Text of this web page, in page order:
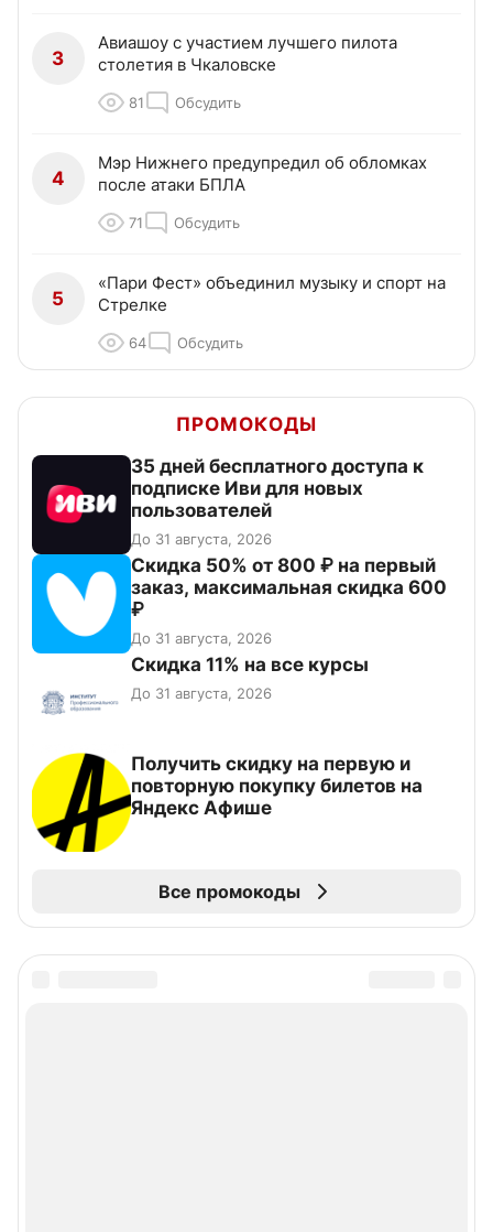
3
Авиашоу с участием лучшего пилота
столетия в Чкаловске
81 Обсудить
4
Мэр Нижнего предупредил об обломках
после атаки БПЛА
71 Обсудить
5
«Пари Фест» объединил музыку и спорт на
Стрелке
64 Обсудить
ПРОМОКОДЫ
35 дней бесплатного доступа к
подписке Иви для новых
пользователей
До 31 августа, 2026
Скидка 50% от 800 ₽ на первый
заказ, максимальная скидка 600
₽
До 31 августа, 2026
Скидка 11% на все курсы
До 31 августа, 2026
Получить скидку на первую и
повторную покупку билетов на
Яндекс Афише
Все промокоды